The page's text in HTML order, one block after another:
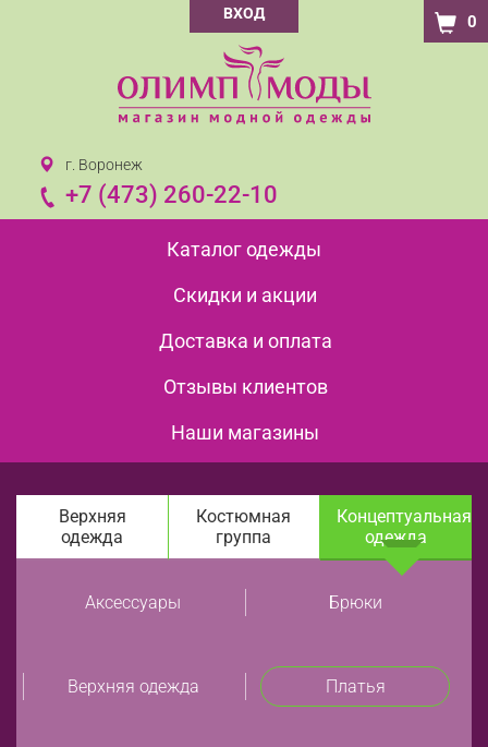
ВХОД 0
г. Воронеж
+7 (473) 260-22-10
Каталог одежды
Скидки и акции
Доставка и оплата
Отзывы клиентов
Наши магазины
Верхняя
одежда
Костюмная
группа
Концептуальная
одежда
Аксессуары Брюки
Верхняя одежда Платья